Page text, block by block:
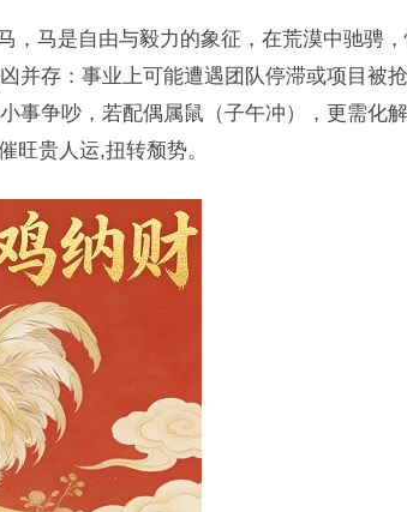
，马是自由与毅力的象征，在荒漠中驰骋，
并存：事业上可能遭遇团队停滞或项目被
事争吵，若配偶属鼠（子午冲），更需化解
旺贵人运,扭转颓势。